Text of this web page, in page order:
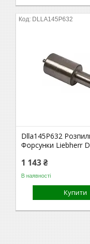
DLLA145P632
Dlla145P632
Форсунки Liebherr
1 143 ₴
В наявності
Купити